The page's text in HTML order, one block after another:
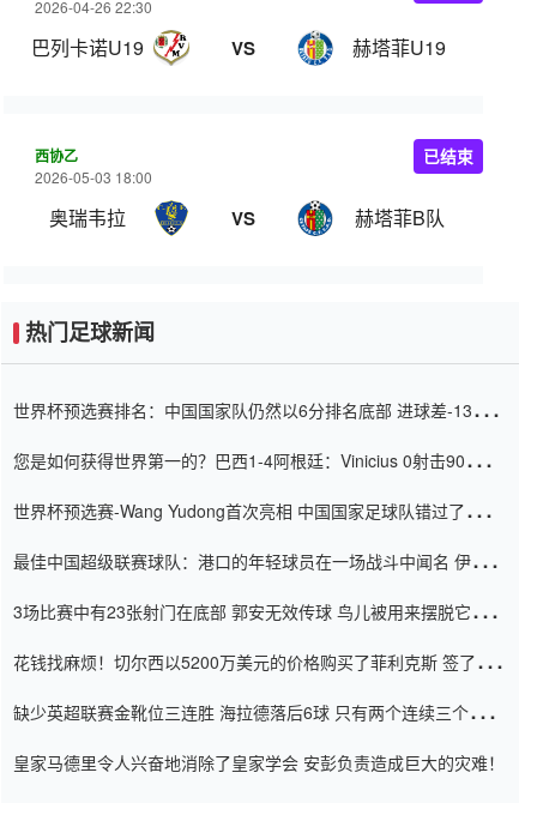
2026-04-26 22:30
巴列卡诺U19 VS 赫塔菲U19
西协乙
2026-05-03 18:00
奥瑞韦拉 VS 赫塔菲B队
已结束
热门足球新闻
世界杯预选赛排名：中国国家队仍然以6分排名底部 进球差-13令人
您是如何获得世界第一的？巴西1-4阿根廷：Vinicius 0射击90分钟
世界杯预选赛-Wang Yudong首次亮相 中国国家足球队错过了世界
最佳中国超级联赛球队：港口的年轻球员在一场战斗中闻名 伊万放
3场比赛中有23张射门在底部 郭安无效传球 鸟儿被用来摆脱它
花钱找麻烦！切尔西以5200万美元的价格购买了菲利克斯 签了7年
缺少英超联赛金靴位三连胜 海拉德落后6球 只有两个连续三个连续
皇家马德里令人兴奋地消除了皇家学会 安彭负责造成巨大的灾难！